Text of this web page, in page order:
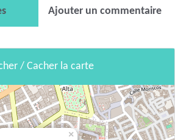
Ajouter un commentaire
/ Cacher la carte
×